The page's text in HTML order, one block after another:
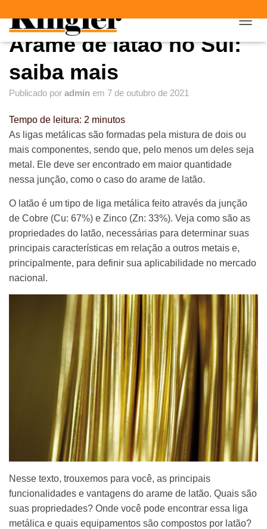
L
A
E
Ã
Arame de latão no Sul:
saiba mais
Publicado por admin em 7 de outubro de 2021
Tempo de leitura: 2 minutos
As ligas metálicas são formadas pela mistura de dois ou
mais componentes, sendo que, pelo menos um deles seja
metal. Ele deve ser encontrado em maior quantidade
nessa junção, como o caso do arame de latão.
O latão é um tipo de liga metálica feito através da junção
de Cobre (Cu: 67%) e Zinco (Zn: 33%). Veja como são as
propriedades do latão, necessárias para determinar suas
principais características em relação a outros metais e,
principalmente, para definir sua aplicabilidade no mercado
nacional.
Nesse texto, trouxemos para você, as principais
funcionalidades e vantagens do arame de latão. Quais são
suas propriedades? Onde você pode encontrar essa liga
metálica e quais equipamentos são compostos por latão?